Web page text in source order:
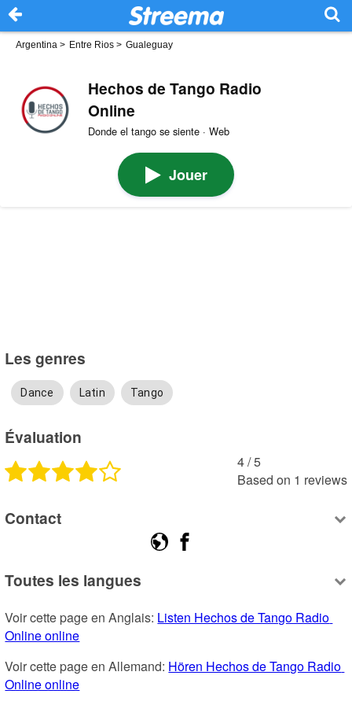
Argentina > Entre Rios > Gualeguay
Hechos de Tango Radio
Online
Donde el tango se siente · Web
Jouer
Les genres
Dance Latin Tango
Évaluation
4 /5
Based on 1 reviews
Contact
Toutes les langues
Voir cette page en Anglais: Listen Hechos de Tango Radio
Online online
Voir cette page en Allemand: Hören Hechos de Tango Radio
Online online